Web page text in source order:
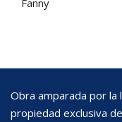
Obra amparada por
propiedad exclusiva